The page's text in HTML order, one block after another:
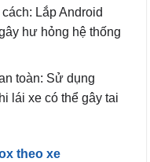
Lắp Android
hư hỏng hệ thống
toàn: Sử dụng
lái xe có thể gây tai
theo xe